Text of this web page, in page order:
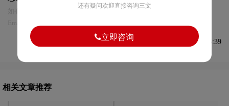
如有内容侵犯您的合法权益，请及时与我们联系
发布于2023-11-20 08:26:39
相关文章推荐
还有疑问欢迎直接咨询三文
立即咨询